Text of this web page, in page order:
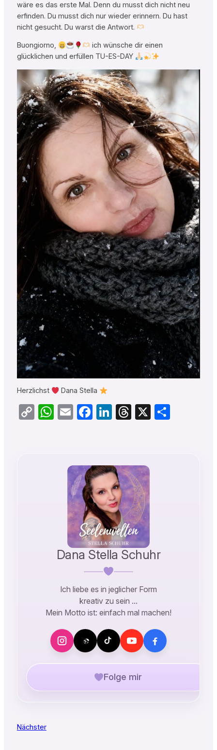
wäre es das erste Mal. Denn du musst dich nicht neu
erfinden. Du musst dich nur wieder erinnern. Du hast
nicht gesucht. Du warst die Antwort.
Buongiorno,
ich wünsche dir einen
glücklichen und erfüllen TU-ES-DAY
Herzlichst Dana Stella
CopyWhatsApp
EmailFacebook
LinkedIn
Threads
X Teilen
Dana Stella Schuhr
Ich liebe es in jeglicher Form
kreativ zu sein …
Mein Motto ist: einfach mal machen!
Folge mir
Nächster